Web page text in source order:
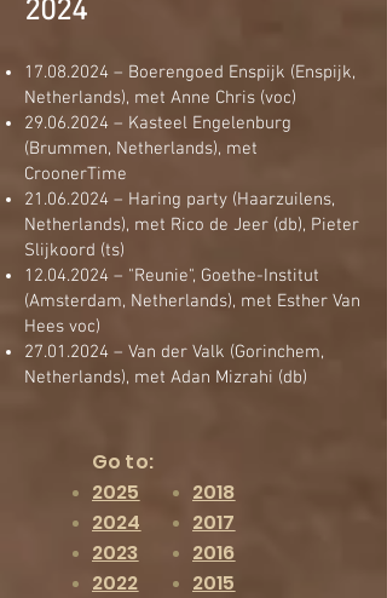
2024
17.08.2024 – Boerengoed Enspijk (Enspijk,
Netherlands), met Anne Chris (voc)
29.06.2024 – Kasteel Engelenburg
(Brummen, Netherlands), met
CroonerTime
21.06.2024 – Haring party (Haarzuilens,
Netherlands), met Rico de Jeer (db), Pieter
Slijkoord (ts)
12.04.2024 – "Reunie", Goethe-Institut
(Amsterdam, Netherlands), met Esther Van
Hees voc)
27.01.2024 – Van der Valk (Gorinchem,
Netherlands), met Adan Mizrahi (db)
Go to:
2025
2024
2023
2022
2018
2017
2016
2015